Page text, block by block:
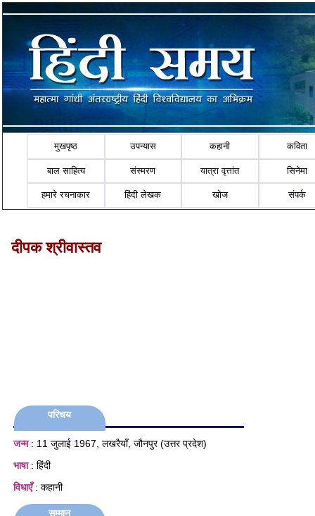
मुखपृष्ठ उपन्यास कहानी कविता
बाल साहित्य संस्मरण यात्रा वृत्तांत सिनेमा
हमारे रचनाकार हिंदी लेखक खोज संपर्क
दीपक श्रीवास्तव
परिचय
जन्म: 11 जुलाई 1967, लखरैयाँ, जौनपुर (उत्तर प्रदेश)
भाषा: हिंदी
विधाएँ: कहानी
सम्मान